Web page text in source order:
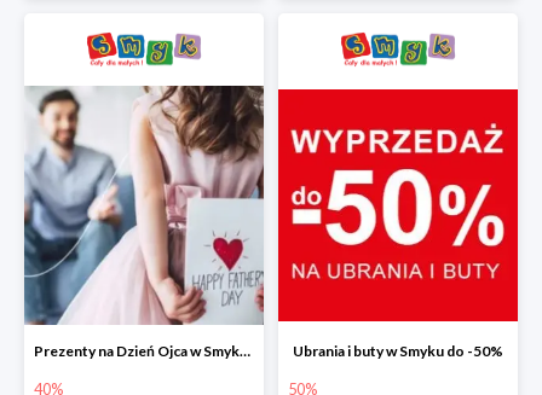
Prezenty na Dzień Ojca w Smyku do -40%
40%
Ubrania i buty w Smyku do -50%
50%